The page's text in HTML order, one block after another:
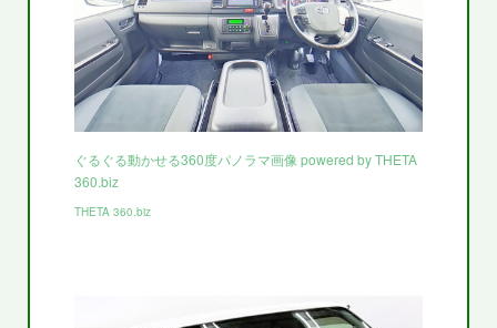
ぐるぐる動かせる360度パノラマ画像 powered by THETA
360.biz
THETA 360.biz